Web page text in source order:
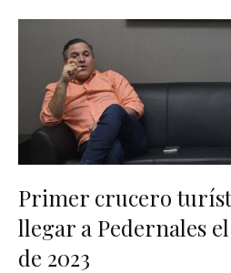
Primer crucero
llegar a Pedernales
de 2023